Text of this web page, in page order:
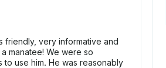
friendly, very informative and
manatee! We were so
use him. He was reasonably